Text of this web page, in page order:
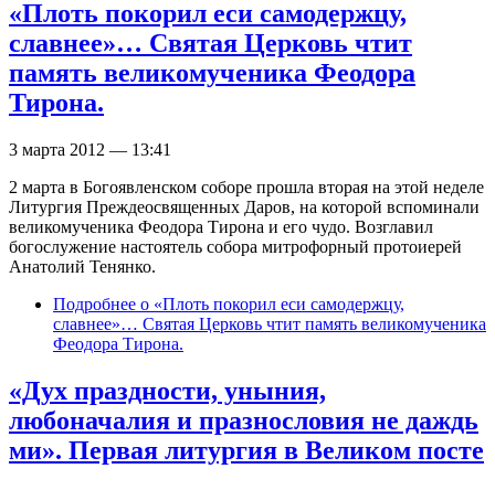
«Плоть покорил еси самодержцу,
славнее»… Святая Церковь чтит
память великомученика Феодора
Тирона.
3 марта 2012 — 13:41
2 марта в Богоявленском соборе прошла вторая на этой неделе
Литургия Преждеосвященных Даров, на которой вспоминали
великомученика Феодора Тирона и его чудо. Возглавил
богослужение настоятель собора митрофорный протоиерей
Анатолий Тенянко.
Подробнее о «Плоть покорил еси самодержцу,
славнее»… Святая Церковь чтит память великомученика
Феодора Тирона.
«Дух праздности, уныния,
любоначалия и празнословия не даждь
ми». Первая литургия в Великом посте